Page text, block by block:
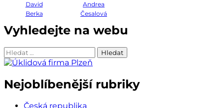
David
Berka
Andrea
Česalová
Vyhledejte na webu
Vyhledávání
Nejoblíbenější rubriky
Česká republika